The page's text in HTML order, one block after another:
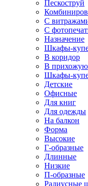
Пескоструй
С
С
Назначение
Шкафы-
В коридор
В прихожую
Шкафы-
Детские
Офисные
Для книг
Для одежды
На балкон
Форма
Высокие
Г-образные
Длинные
Низкие
П-образные
Радиусные